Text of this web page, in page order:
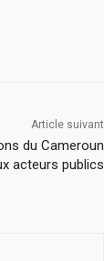
Article suivant
du Cameroun
acteurs publics